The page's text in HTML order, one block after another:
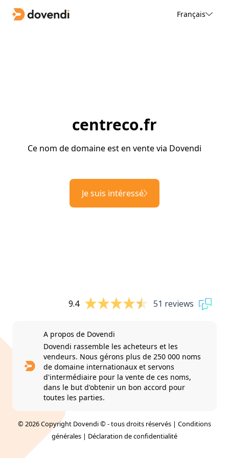
Français
centreco.fr
Ce nom de domaine est en vente via Dovendi
Je suis intéressé
9.4 51 reviews
A propos de Dovendi
Dovendi rassemble les acheteurs et les
vendeurs. Nous gérons plus de 250 000 noms
de domaine internationaux et servons
d'intermédiaire pour la vente de ces noms,
dans le but d'obtenir un bon accord pour
toutes les parties.
© 2026 Copyright Dovendi © - tous droits réservés | Conditions
générales | Déclaration de confidentialité